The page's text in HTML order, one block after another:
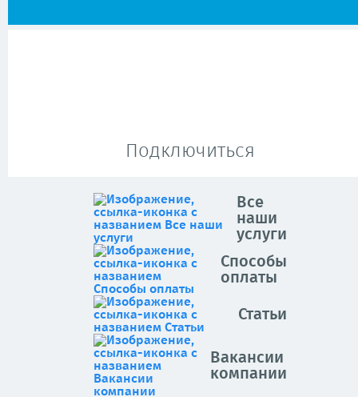
Подключиться
Все
наши
услуги
Способы
оплаты
Статьи
Вакансии
компании